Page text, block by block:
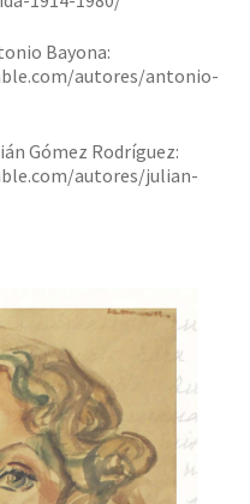
Bayona:
autores/antonio-
Gómez Rodríguez:
autores/julian-